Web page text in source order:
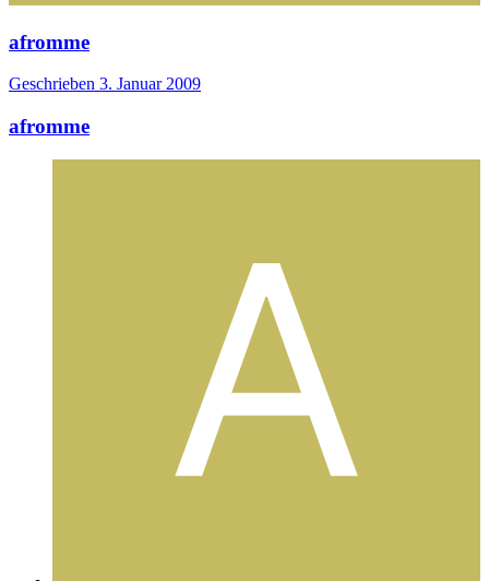
afromme
Geschrieben 3. Januar 2009
afromme